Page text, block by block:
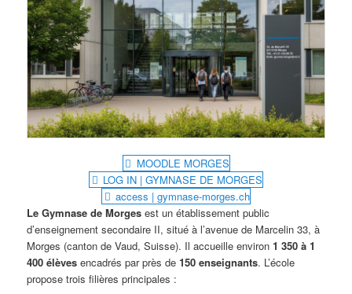
MOODLE MORGES
LOG IN | GYMNASE DE MORGES
access | gymnase-morges.ch
Le Gymnase de Morges est un établissement public
d’enseignement secondaire II, situé à l’avenue de Marcelin 33, à
Morges (canton de Vaud, Suisse). Il accueille environ1 350 à 1
400 élèves encadrés par près de150 enseignants. L’école
propose trois filières principales :